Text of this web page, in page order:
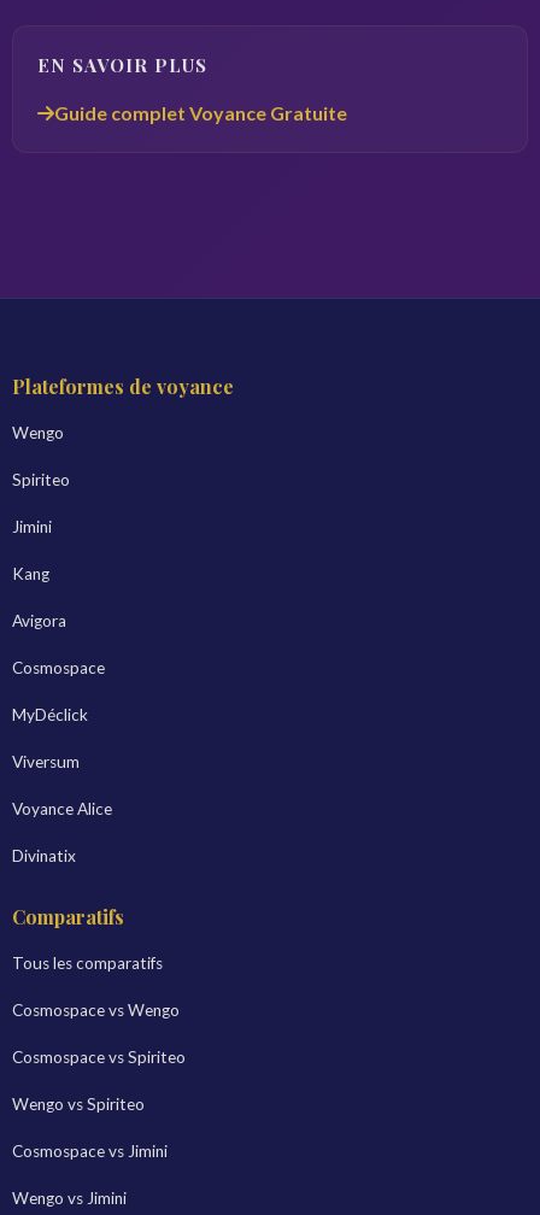
EN SAVOIR PLUS
Guide complet Voyance Gratuite
Plateformes de voyance
Wengo
Spiriteo
Jimini
Kang
Avigora
Cosmospace
MyDéclick
Viversum
Voyance Alice
Divinatix
Comparatifs
Tous les comparatifs
Cosmospace vs Wengo
Cosmospace vs Spiriteo
Wengo vs Spiriteo
Cosmospace vs Jimini
Wengo vs Jimini